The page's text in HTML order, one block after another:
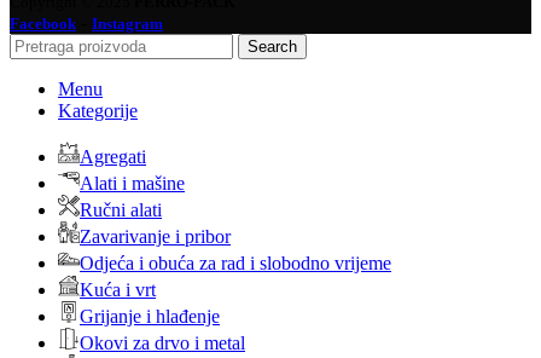
Facebook
Instagram
Search
Menu
Kategorije
Agregati
Alati i mašine
Ručni alati
Zavarivanje i pribor
Odjeća i obuća za rad i slobodno vrijeme
Kuća i vrt
Grijanje i hlađenje
Okovi za drvo i metal